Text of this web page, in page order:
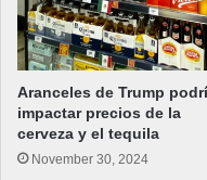
Aranceles de Trump
impactar precios de la
cerveza y el tequila
November 30, 2024